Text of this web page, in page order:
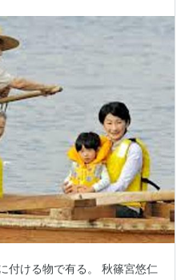
です。
付ける物で有る。 秋篠宮悠仁